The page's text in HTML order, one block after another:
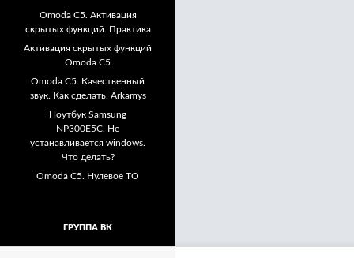
Omoda C5. Активация
скрытых функций. Практика
Активация скрытых функций
Omoda C5
Omoda C5. Качественный
звук. Как сделать. Arkamys
Ноутбук Samsung
NP300E5C. Не
устанавливается windows.
Что делать?
Omoda C5. Нулевое ТО
ГРУППА ВК